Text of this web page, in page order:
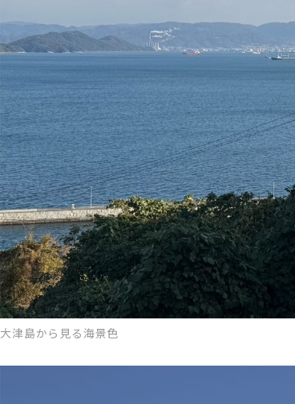
大津島から見る海景色